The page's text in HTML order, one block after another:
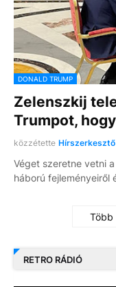
DONALD TRUMP
Zelenszkij
Trumpot,
közzétette Hírszerkesztő
Véget szeretne vetni
háború fejleményeiről
Több
RETRO RÁDIÓ